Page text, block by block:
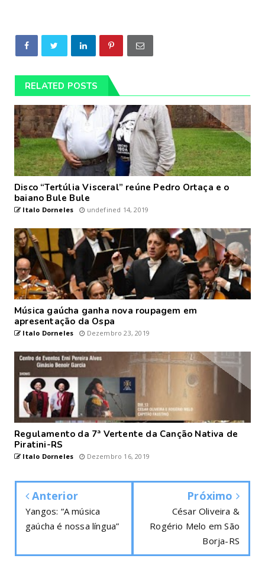
RELATED POSTS
Disco “Tertúlia Visceral” reúne Pedro Ortaça e o
baiano Bule Bule
Italo Dorneles undefined 14, 2019
Música gaúcha ganha nova roupagem em
apresentação da Ospa
Italo Dorneles Dezembro 23, 2019
Regulamento da 7ª Vertente da Canção Nativa de
Piratini-RS
Italo Dorneles Dezembro 16, 2019
Anterior
Yangos: “A música
gaúcha é nossa língua”
Próximo
César Oliveira &
Rogério Melo em São
Borja-RS